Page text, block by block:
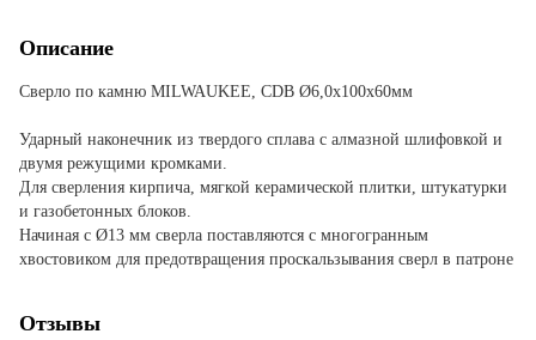
Описание
Сверло по камню MILWAUKEE, CDB Ø6,0x100х60мм
Ударный наконечник из твердого сплава с алмазной шлифовкой и
двумя режущими кромками.
Для сверления кирпича, мягкой керамической плитки, штукатурки
и газобетонных блоков.
Начиная с Ø13 мм сверла поставляются с многогранным
хвостовиком для предотвращения проскальзывания сверл в патроне
Отзывы